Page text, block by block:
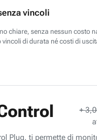
vincoli
chiare, senza nessun costo
vincoli di durata né costi di
+
Plug, ti permette di